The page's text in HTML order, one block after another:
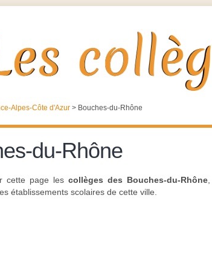
Alpes-Côte d'Azur > Bouches-du-Rhône
du-Rhône
cette page lescollèges des Bouches-du-Rhône
établissements scolaires de cette ville.